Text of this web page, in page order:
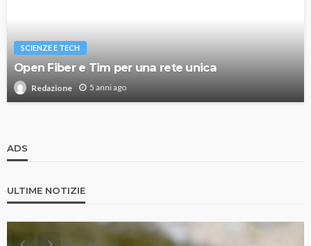
SCIENZE E TECH
Open Fiber e Tim per una rete unica
Redazione 5 anni ago
ADS
ULTIME NOTIZIE